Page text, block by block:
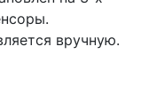
вручную.